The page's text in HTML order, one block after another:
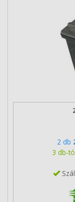
2 db
3 db-